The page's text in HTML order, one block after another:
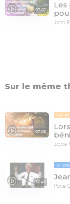
07:07
Les
John
Sur le même
07:06
LA
Joyce
50:40
Porte